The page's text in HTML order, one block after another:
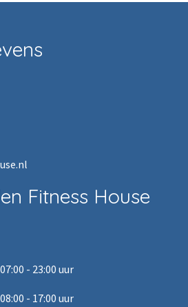
Fitness House
07:00 - 23:00 uur
08:00 - 17:00 uur